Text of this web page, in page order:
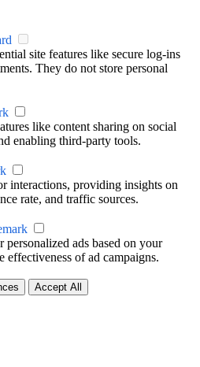
site features like secure log-ins
They do not store personal
like content sharing on social
enabling third-party tools.
interactions, providing insights on
rate, and traffic sources.
ads based on your
effectiveness of ad campaigns.
Accept All